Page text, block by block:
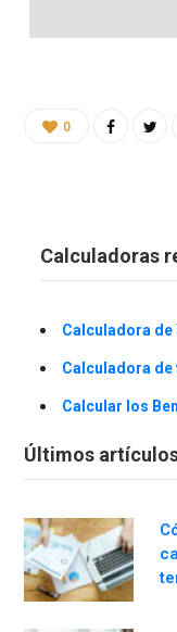
0
Calculadoras
Calculadora de
Calculadora
Calcular los
Últimos